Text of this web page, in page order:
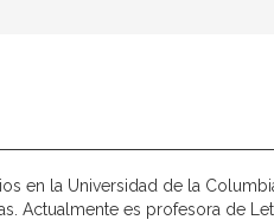
en la Universidad de la
Actualmente es profesora de